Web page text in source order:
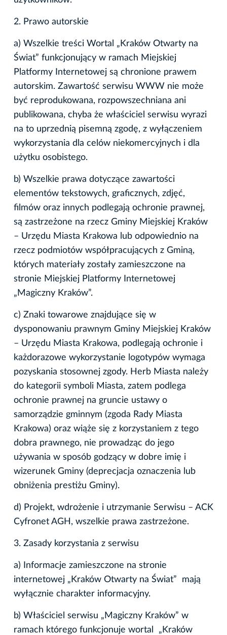
2. Prawo autorskie
a) Wszelkie treści Wortal „Kraków Otwarty na
Świat” funkcjonujący w ramach Miejskiej
Platformy Internetowej są chronione prawem
autorskim. Zawartość serwisu WWW nie może
być reprodukowana, rozpowszechniana ani
publikowana, chyba że właściciel serwisu wyrazi
na to uprzednią pisemną zgodę, z wyłączeniem
wykorzystania dla celów niekomercyjnych i dla
użytku osobistego.
b) Wszelkie prawa dotyczące zawartości
elementów tekstowych, graficznych, zdjęć,
filmów oraz innych podlegają ochronie prawnej,
są zastrzeżone na rzecz Gminy Miejskiej Kraków
– Urzędu Miasta Krakowa lub odpowiednio na
rzecz podmiotów współpracujących z Gminą,
których materiały zostały zamieszczone na
stronie Miejskiej Platformy Internetowej
„Magiczny Kraków”.
c) Znaki towarowe znajdujące się w
dysponowaniu prawnym Gminy Miejskiej Kraków
– Urzędu Miasta Krakowa, podlegają ochronie i
każdorazowe wykorzystanie logotypów wymaga
pozyskania stosownej zgody. Herb Miasta należy
do kategorii symboli Miasta, zatem podlega
ochronie prawnej na gruncie ustawy o
samorządzie gminnym (zgoda Rady Miasta
Krakowa) oraz wiąże się z korzystaniem z tego
dobra prawnego, nie prowadząc do jego
używania w sposób godzący w dobre imię i
wizerunek Gminy (deprecjacja oznaczenia lub
obniżenia prestiżu Gminy).
d) Projekt, wdrożenie i utrzymanie Serwisu – ACK
Cyfronet AGH, wszelkie prawa zastrzeżone.
3. Zasady korzystania z serwisu
a) Informacje zamieszczone na stronie
internetowej „Kraków Otwarty na Świat” mają
wyłącznie charakter informacyjny.
b) Właściciel serwisu „Magiczny Kraków” w
ramach którego funkcjonuje wortal „Kraków